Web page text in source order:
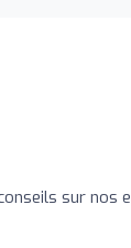
sur nos